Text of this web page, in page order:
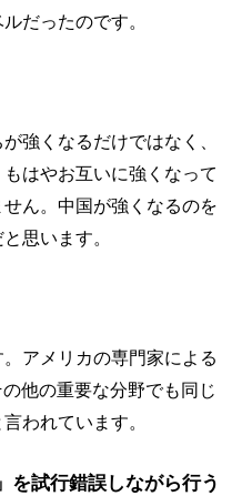
だったのです。
強くなるだけではなく、
はやお互いに強くなって
せん。中国が強くなるのを
思います。
アメリカの専門家による
他の重要な分野でも同じ
われています。
を試行錯誤しながら行う